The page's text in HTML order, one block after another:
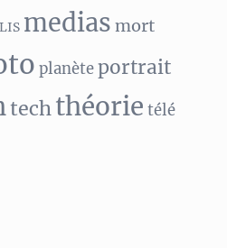
LIS medias mort
planèteportrait
techthéorie télé